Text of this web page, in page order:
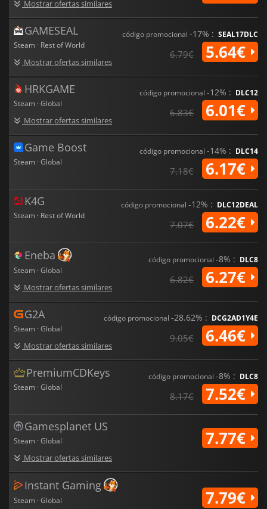
Mostrar ofertas similares
GAMESEAL
Steam · Rest of World
Mostrar ofertas similares
código promocional -17% : SEAL17DLC
6.79€ 5.64€
HRKGAME
Steam · Global
Mostrar ofertas similares
código promocional -12% : DLC12
6.83€ 6.01€
Game Boost
Steam · Global
código promocional -14% : DLC14
7.18€ 6.17€
K4G
Steam · Rest of World
código promocional -12% : DLC12DEAL
7.07€ 6.22€
Eneba
Steam · Global
Mostrar ofertas similares
código promocional -8% : DLC8
6.82€ 6.27€
G2A
Steam · Global
Mostrar ofertas similares
código promocional -28.62% : DCG2AD1Y4E
9.05€ 6.46€
PremiumCDKeys
Steam · Global
código promocional -8% : DLC8
8.17€ 7.52€
Gamesplanet US
Steam · Global
Mostrar ofertas similares
7.77€
Instant Gaming
Steam · Global 7.79€